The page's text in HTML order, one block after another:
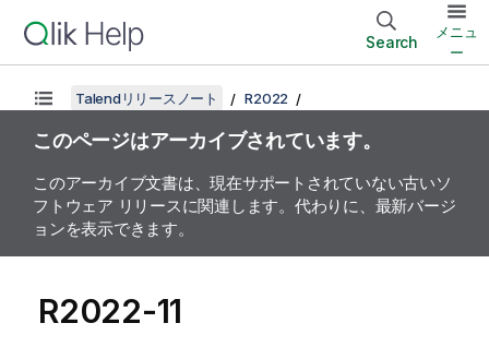
Search
メニュ
ー
Talendリリースノート R2022
このページはアーカイブされています。
このアーカイブ文書は、現在サポートされていない古いソ
フトウェア リリースに関連します。代わりに、最新バージ
ョンを表示できます。
R2022-11